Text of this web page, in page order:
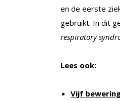
en de eerste
gebruikt. In dit
respiratory
Lees ook:
Vijf